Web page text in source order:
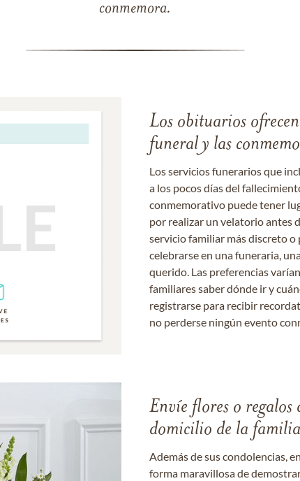
conmemora.
Los obituarios
funeral y las
Los servicios funerarios que
a los pocos días del
conmemorativo puede tener
por realizar un velatorio antes
servicio familiar más discreto
celebrarse en una funeraria,
querido. Las preferencias
familiares saber dónde ir y
registrarse para recibir
no perderse ningún evento
Envíe flores o
domicilio de la familia
Además de sus condolencias,
forma maravillosa de